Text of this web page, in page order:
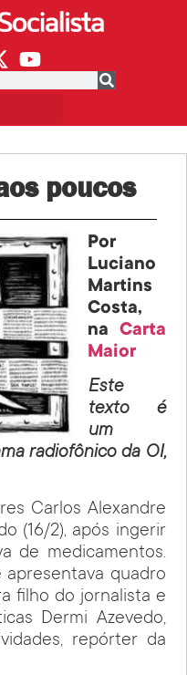
poucos
Por
Luciano
Martins
Costa,
na Carta
Maior
Este
texto é
um
radiofônico da OI,
Carlos Alexandre
(16/2), após ingerir
de medicamentos.
quadro
filho do jornalista e
Dermi Azevedo,
repórter da